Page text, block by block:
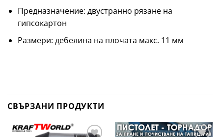
Предназначение: двустранно рязане на
гипсокартон
Размери: дебелина на плочата макс. 11 мм
СВЪРЗАНИ ПРОДУКТИ